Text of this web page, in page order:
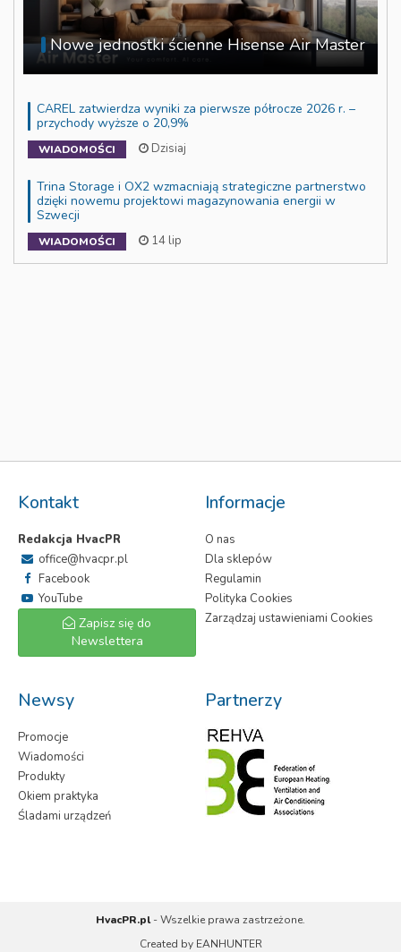
Nowe jednostki ścienne Hisense Air Master
CAREL zatwierdza wyniki za pierwsze półrocze 2026 r. –
przychody wyższe o 20,9%
WIADOMOŚCI Dzisiaj
Trina Storage i OX2 wzmacniają strategiczne partnerstwo
dzięki nowemu projektowi magazynowania energii w
Szwecji
WIADOMOŚCI 14 lip
Kontakt
Redakcja HvacPR
office@hvacpr.pl
Facebook
YouTube
Zapisz się do
Newslettera
Informacje
O nas
Dla sklepów
Regulamin
Polityka Cookies
Zarządzaj ustawieniami Cookies
Newsy
Promocje
Wiadomości
Produkty
Okiem praktyka
Śladami urządzeń
Partnerzy
HvacPR.pl- Wszelkie prawa zastrzeżone.
Created by EANHUNTER